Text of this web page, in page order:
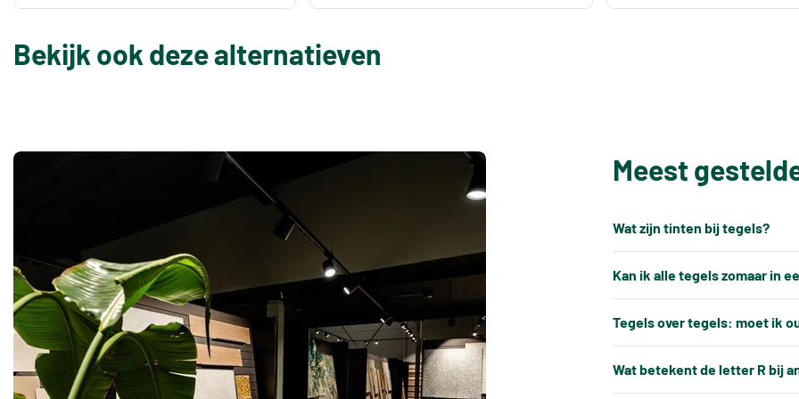
Bekijk ook deze alternatieven
Meest
Wat zijn tinten bij tegels?
gebakken, ontstaat er altijd
Bij een bijbestelling is het
Kan ik alle tegels zomaar in
Tegels hebben altijd kleine,
Tegels over tegels: moet ik
Wat betekent de letter R bij